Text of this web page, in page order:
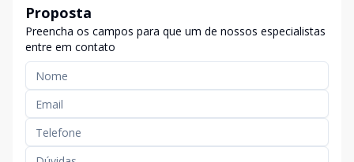
Proposta
Preencha os campos para que um de nossos especialistas
entre em contato